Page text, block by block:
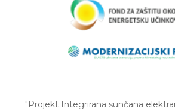
"Projekt Integrirana sunčana